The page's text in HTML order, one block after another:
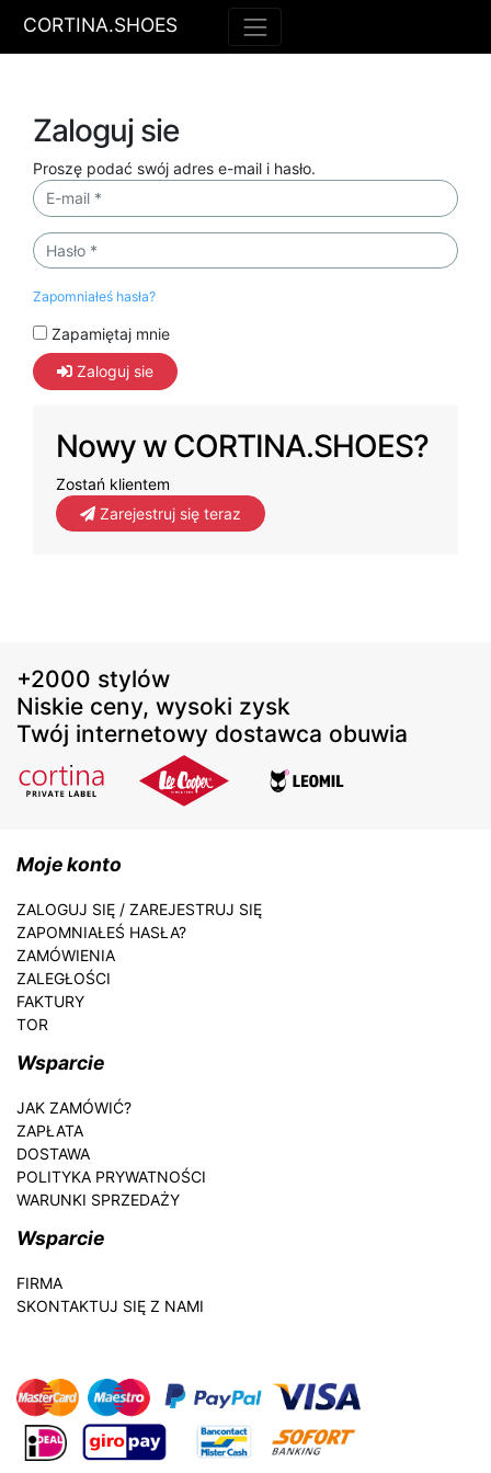
CORTINA.SHOES
Zaloguj sie
Proszę podać swój adres e-mail i hasło.
E-mail:
Hasło
Zapomniałeś hasła?
Zapamiętaj mnie
Zaloguj sie
Nowy w CORTINA.SHOES?
Zostań klientem
Zarejestruj się teraz
+2000 stylów
Niskie ceny, wysoki zysk
Twój internetowy dostawca obuwia
Moje konto
ZALOGUJ SIĘ / ZAREJESTRUJ SIĘ
ZAPOMNIAŁEŚ HASŁA?
ZAMÓWIENIA
ZALEGŁOŚCI
FAKTURY
TOR
Wsparcie
JAK ZAMÓWIĆ?
ZAPŁATA
DOSTAWA
POLITYKA PRYWATNOŚCI
WARUNKI SPRZEDAŻY
Wsparcie
FIRMA
SKONTAKTUJ SIĘ Z NAMI